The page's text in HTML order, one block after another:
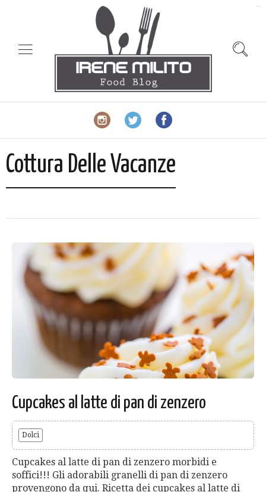
Cottura Delle Vacanze
Cupcakes al latte di pan di zenzero
Dolci
Cupcakes al latte di pan di zenzero morbidi e
soffici!!! Gli adorabili granelli di pan di zenzero
provengono da qui. Ricetta dei cupcakes al latte di